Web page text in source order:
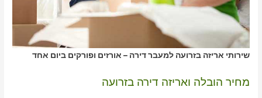
שירותי אריזה בזרועה למעבר דירה – אורזים ופורקים ביום אחד
מחיר הובלה ואריזה דירה בזרועה